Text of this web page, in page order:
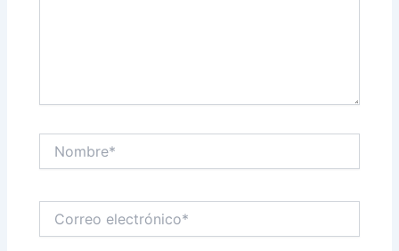
electrónico*